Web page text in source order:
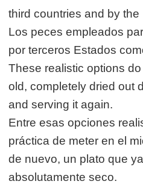
third countries and by the
Los peces empleados
por terceros Estados
These realistic options
old, completely dried out
and serving it again.
Entre esas opciones
práctica de meter en el
de nuevo, un plato que
absolutamente seco.